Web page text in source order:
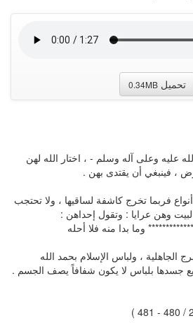
تحميل 0.34MB
عليه وعلى آله وسلم - ، اختار الله لهن
، فينبغي أن يقتدى بهن .
فربما تخرج كاشفة لساقيها ، ولا تحتجب
وهن عرايا : وتقول إحداهن :
وما بدا منه فلا أحله
الجاهلية ، ولباس الإسلام بحمد الله
جسدها بلباس لا يكون شفافاً يصف الجسم .